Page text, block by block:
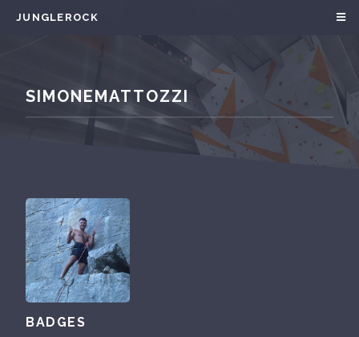
JUNGLEROCK
SIMONEMATTOZZI
BADGES